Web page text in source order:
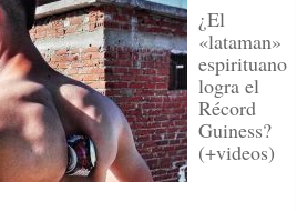
¿El
«lataman»
espirituano
logra el
Récord
Guiness?
(+videos)